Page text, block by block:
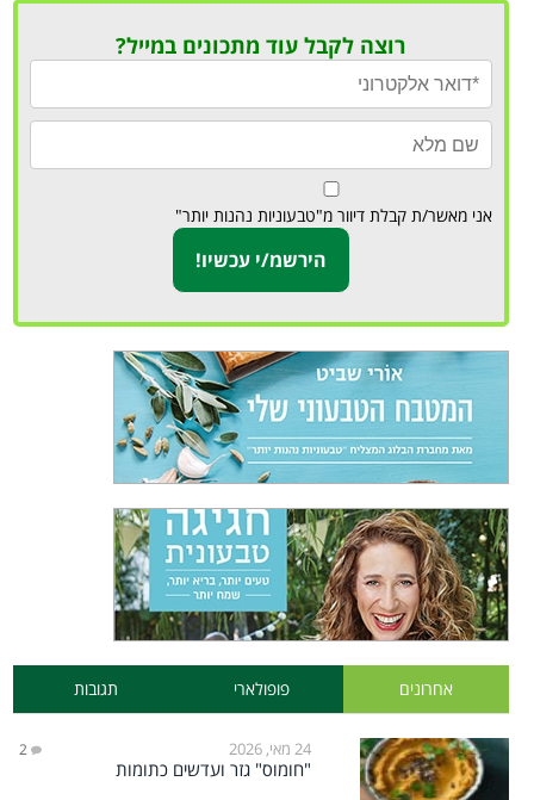
רוצה לקבל עוד מתכונים במייל?
אני מאשר/ת קבלת דיוור מ"טבעוניות נהנות יותר"
אחרונים פופולארי תגובות
24 מאי, 2026 2
"חומוס" גזר ועדשים כתומות